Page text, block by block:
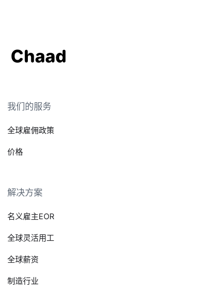
我们的服务
全球雇佣政策
价格
解决方案
名义雇主EOR
全球灵活用工
全球薪资
制造行业